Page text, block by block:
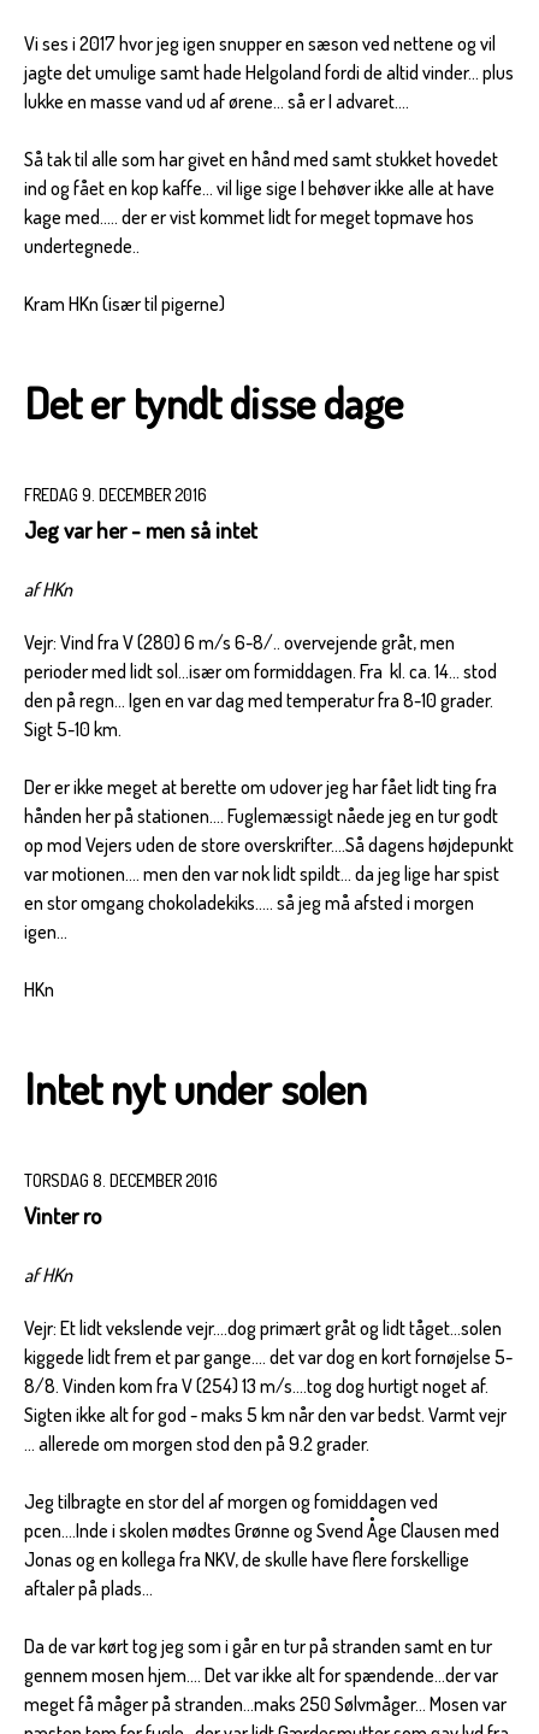
Vi ses i 2017 hvor jeg igen snupper en sæson ved nettene og vil
jagte det umulige samt hade Helgoland fordi de altid vinder... plus
lukke en masse vand ud af ørene... så er I advaret....
Så tak til alle som har givet en hånd med samt stukket hovedet
ind og fået en kop kaffe... vil lige sige I behøver ikke alle at have
kage med..... der er vist kommet lidt for meget topmave hos
undertegnede..
Kram HKn (især til pigerne)
Det er tyndt disse dage
FREDAG 9. DECEMBER 2016
Jeg var her - men så intet
af HKn
Vejr: Vind fra V (280) 6 m/s 6-8/.. overvejende gråt, men
perioder med lidt sol...især om formiddagen. Fra kl. ca. 14... stod
den på regn... Igen en var dag med temperatur fra 8-10 grader.
Sigt 5-10 km.
Der er ikke meget at berette om udover jeg har fået lidt ting fra
hånden her på stationen.... Fuglemæssigt nåede jeg en tur godt
op mod Vejers uden de store overskrifter....Så dagens højdepunkt
var motionen.... men den var nok lidt spildt... da jeg lige har spist
en stor omgang chokoladekiks..... så jeg må afsted i morgen
igen...
HKn
Intet nyt under solen
TORSDAG 8. DECEMBER 2016
Vinter ro
af HKn
Vejr: Et lidt vekslende vejr....dog primært gråt og lidt tåget...solen
kiggede lidt frem et par gange.... det var dog en kort fornøjelse 5-
8/8. Vinden kom fra V (254) 13 m/s....tog dog hurtigt noget af.
Sigten ikke alt for god - maks 5 km når den var bedst. Varmt vejr
... allerede om morgen stod den på 9.2 grader.
Jeg tilbragte en stor del af morgen og fomiddagen ved
pcen....Inde i skolen mødtes Grønne og Svend Åge Clausen med
Jonas og en kollega fra NKV, de skulle have flere forskellige
aftaler på plads...
Da de var kørt tog jeg som i går en tur på stranden samt en tur
gennem mosen hjem.... Det var ikke alt for spændende...der var
meget få måger på stranden...maks 250 Sølvmåger... Mosen var